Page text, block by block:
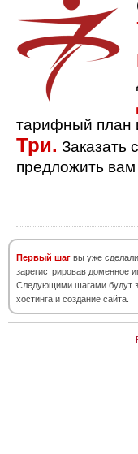
тарифный план
Три. Заказать
предложить
Первый шаг вы уже сделали,
зарегистрировав доменное
Следующими шагами будут
хостинга и создание сайта.